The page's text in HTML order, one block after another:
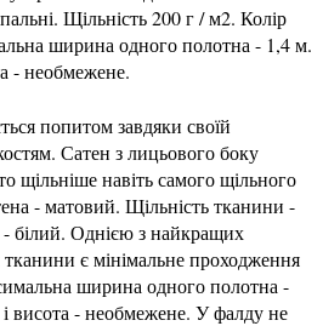
Щільність 200 г / м2. Колір
ширина одного полотна - 1,4 м.
- необмежене.
попитом завдяки своїй
Сатен з лицьового боку
щільніше навіть самого щільного
- матовий. Щільність тканини -
білий. Однією з найкращих
є мінімальне проходження
ширина одного полотна -
і висота - необмежене. У фалду не